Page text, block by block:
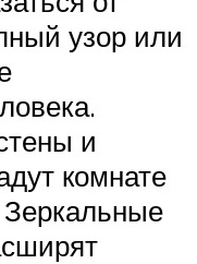
узор или
и
комнате
Зеркальные